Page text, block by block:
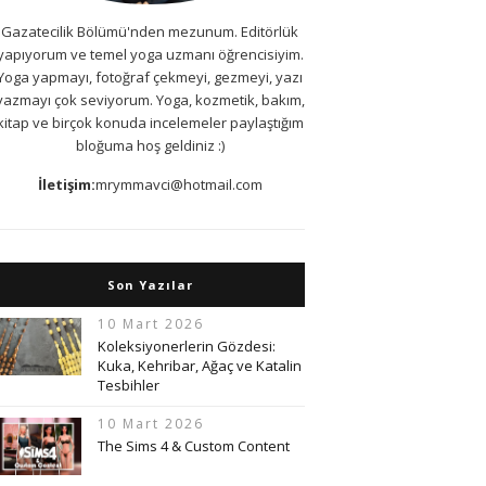
Gazatecilik Bölümü'nden mezunum. Editörlük
ve temel yoga uzmanı öğrencisiyim.
yapmayı, fotoğraf çekmeyi, gezmeyi, yazı
çok seviyorum. Yoga, kozmetik, bakım,
ve birçok konuda incelemeler paylaştığım
bloğuma hoş geldiniz :)
İletişim:mrymmavci@hotmail.com
Son Yazılar
10 Mart 2026
Koleksiyonerlerin Gözdesi:
Kuka, Kehribar, Ağaç ve Katalin
Tesbihler
10 Mart 2026
The Sims 4 & Custom Content